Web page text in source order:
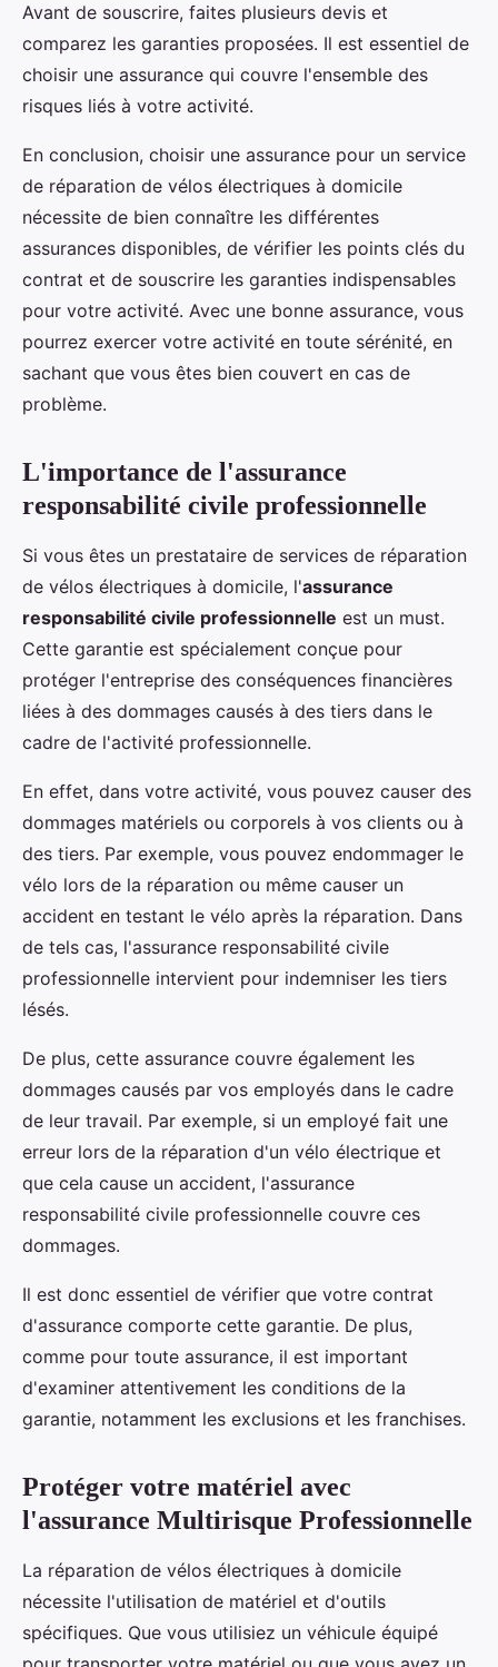
Avant de souscrire, faites plusieurs devis et
comparez les garanties proposées. Il est essentiel de
choisir une assurance qui couvre l'ensemble des
risques liés à votre activité.
En conclusion, choisir une assurance pour un service
de réparation de vélos électriques à domicile
nécessite de bien connaître les différentes
assurances disponibles, de vérifier les points clés du
contrat et de souscrire les garanties indispensables
pour votre activité. Avec une bonne assurance, vous
pourrez exercer votre activité en toute sérénité, en
sachant que vous êtes bien couvert en cas de
problème.
L'importance de l'assurance
responsabilité civile professionnelle
Si vous êtes un prestataire de services de réparation
de vélos électriques à domicile, l'assurance
responsabilité civile professionnelle est un must.
Cette garantie est spécialement conçue pour
protéger l'entreprise des conséquences financières
liées à des dommages causés à des tiers dans le
cadre de l'activité professionnelle.
En effet, dans votre activité, vous pouvez causer des
dommages matériels ou corporels à vos clients ou à
des tiers. Par exemple, vous pouvez endommager le
vélo lors de la réparation ou même causer un
accident en testant le vélo après la réparation. Dans
de tels cas, l'assurance responsabilité civile
professionnelle intervient pour indemniser les tiers
lésés.
De plus, cette assurance couvre également les
dommages causés par vos employés dans le cadre
de leur travail. Par exemple, si un employé fait une
erreur lors de la réparation d'un vélo électrique et
que cela cause un accident, l'assurance
responsabilité civile professionnelle couvre ces
dommages.
Il est donc essentiel de vérifier que votre contrat
d'assurance comporte cette garantie. De plus,
comme pour toute assurance, il est important
d'examiner attentivement les conditions de la
garantie, notamment les exclusions et les franchises.
Protéger votre matériel avec
l'assurance Multirisque Professionnelle
La réparation de vélos électriques à domicile
nécessite l'utilisation de matériel et d'outils
spécifiques. Que vous utilisiez un véhicule équipé